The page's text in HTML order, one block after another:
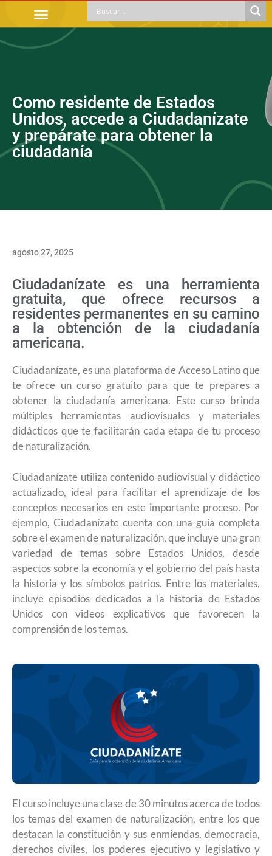
Como residente de Estados
Unidos, accede a Ciudadanízate
y prepárate para obtener la
ciudadanía
agosto 27, 2025
Ciudadanízate es una herramienta
gratuita, que ofrece recursos a
residentes permanentes en su camino
a la obtención de la ciudadanía
americana.
Ciudadanízate, es una plataforma de Acceso Latino que
te ofrece un curso gratuito para que te prepares a
obtener la ciudadanía americana. Este curso brinda
múltiples herramientas audiovisuales y materiales
didácticos que te facilitarán cada etapa de tu proceso
de naturalización.
Ciudadanízate utiliza contenido audiovisual y didáctico
actualizado, ideal para facilitar el aprendizaje de los
conceptos necesarios en este importante proceso. Por
ejemplo, Ciudadanízate cuenta con una guía completa
sobre el examen de naturalización, que incluye una gran
variedad de temas sobre Estados Unidos, desde
aspectos sobre la economía y el gobierno del país hasta
la historia y los símbolos patrios. Entre los materiales,
incluye episodios dedicados a la historia de Estados
Unidos con videos explicativos que favorecen la
comprensión de los temas.
El curso incluye una clase de 30 minutos acerca de todos
los temas del examen de naturalización, entre los que
destacan la constitución y sus enmiendas, democracia,
derechos civiles, los poderes ejecutivo y legislativo y